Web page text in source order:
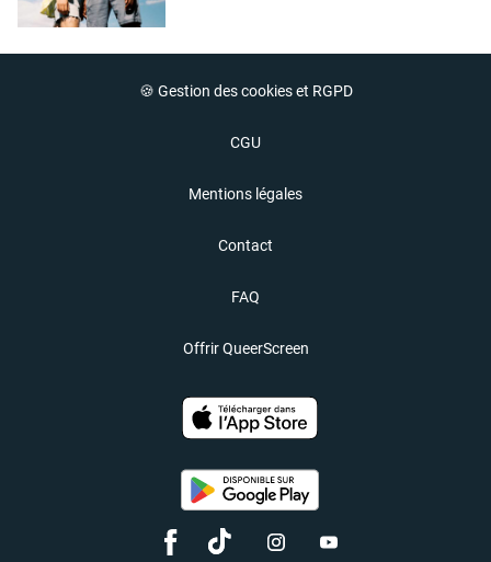
🍪 Gestion des cookies et RGPD
CGU
Mentions légales
Contact
FAQ
Offrir QueerScreen